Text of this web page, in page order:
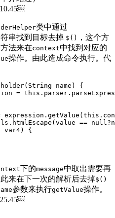
￼
类中通过
串找到目标去掉 $()
，这个方
方法来在context中找到对应的
操作。由此造成命令执行。代
name) {
=
==
var4) {
下的message中取出需要再
此来在下一次的解析后去掉$()
参数来执行getValue操作。
￼